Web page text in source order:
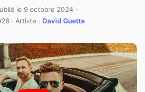
le 9 octobre 2024 ·
· Artiste : David Guetta